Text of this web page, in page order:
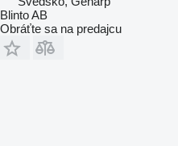
Blinto AB
Obráťte sa na predajcu